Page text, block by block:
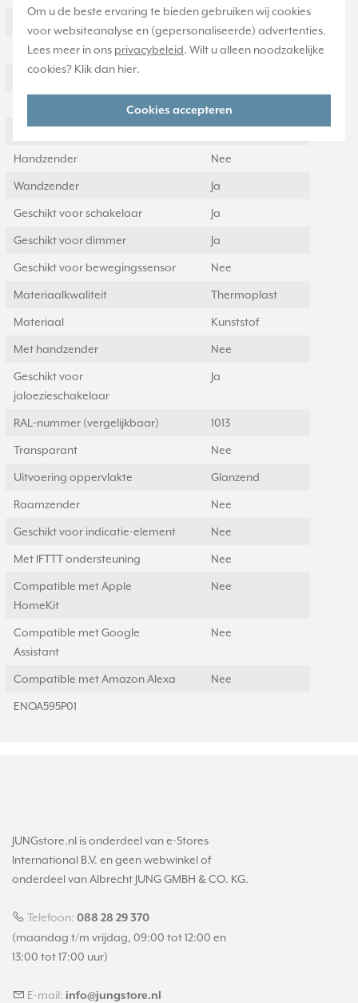
Om u de beste ervaring te bieden gebruiken wij cookies
voor websiteanalyse en (gepersonaliseerde) advertenties.
Lees meer in ons privacybeleid. Wilt u alleen noodzakelijke
cookies? Klik dan hier.
Cookies accepteren
Aantal kanalen 4
Reikwijdte
Met afstandsbediening
Handzender Nee
Wandzender Ja
Geschikt voor schakelaar Ja
Geschikt voor dimmer Ja
Geschikt voor bewegingssensor Nee
Materiaalkwaliteit Thermoplast
Materiaal Kunststof
Met handzender Nee
Geschikt voor
jaloezieschakelaar
Ja
RAL-nummer (vergelijkbaar) 1013
Transparant Nee
Uitvoering oppervlakte Glanzend
Raamzender Nee
Geschikt voor indicatie-element Nee
Met IFTTT ondersteuning Nee
Compatible met Apple
HomeKit
Nee
Compatible met Google
Assistant
Nee
Compatible met Amazon Alexa Nee
ENOA595P01
JUNGstore.nl is onderdeel van e-Stores
International B.V. en geen webwinkel of
onderdeel van Albrecht JUNG GMBH & CO. KG.
Telefoon: 088 28 29 370
(maandag t/m vrijdag, 09:00 tot 12:00 en
13:00 tot 17:00 uur)
E-mail: info@jungstore.nl